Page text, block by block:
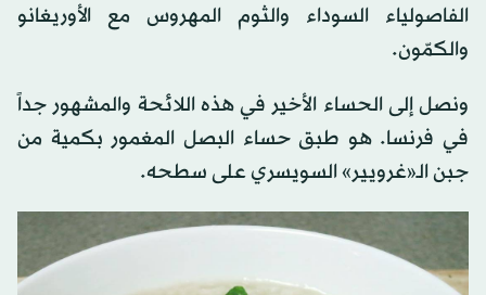
الفاصولياء السوداء والثوم المهروس مع الأوريغانو
والكمّون.
ونصل إلى الحساء الأخير في هذه اللائحة والمشهور جداً
في فرنسا. هو طبق حساء البصل المغمور بكمية من
جبن الـ«غرويير» السويسري على سطحه.